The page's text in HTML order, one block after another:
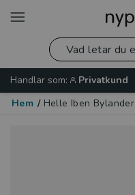
Handlar som:
Privatkund
Hem / Helle Iben Bylander